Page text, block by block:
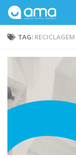
Skip to content
TAG: RECICLAGEM